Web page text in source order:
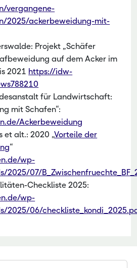
vergangene-
2025/ackerbeweidung-mit-
Projekt „Schäfer
auf dem Acker im
2021 https://idw-
für Landwirtschaft:
mit Schafen“:
Ackerbeweidung
et alt.: 2020 „Vorteile der
“
wp-
2025/07/
Checkliste 2025:
wp-
2025/06/